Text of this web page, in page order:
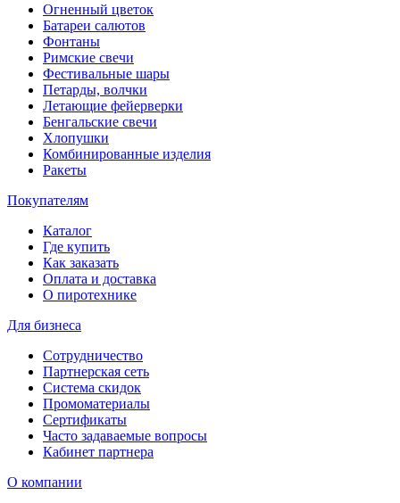
Огненный цветок
Батареи салютов
Фонтаны
Римские свечи
Фестивальные шары
Петарды, волчки
Летающие фейерверки
Бенгальские свечи
Хлопушки
Комбинированные изделия
Ракеты
Покупателям
Каталог
Где купить
Как заказать
Оплата и доставка
О пиротехнике
Для бизнеса
Сотрудничество
Партнерская сеть
Система скидок
Промоматериалы
Сертификаты
Часто задаваемые вопросы
Кабинет партнера
О компании